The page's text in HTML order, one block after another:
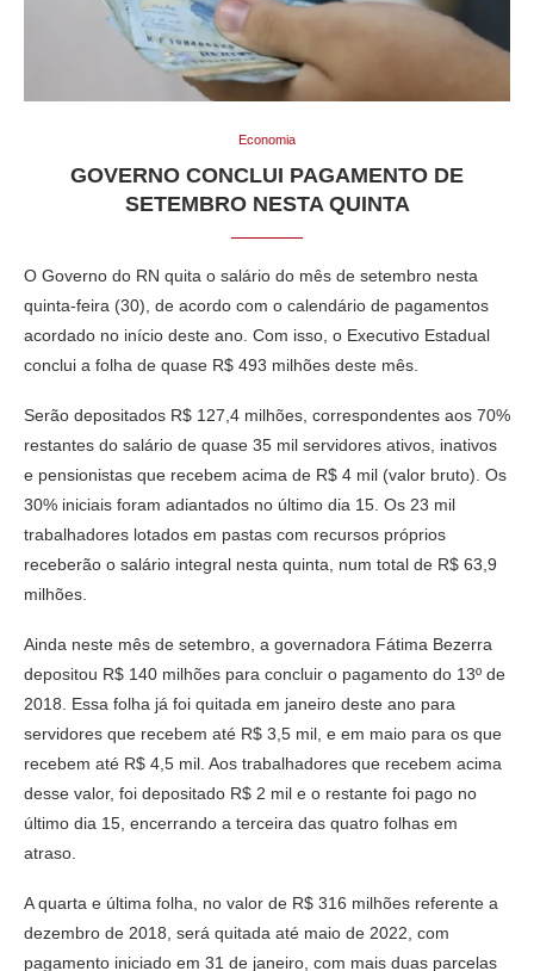
Economia
GOVERNO CONCLUI PAGAMENTO DE
SETEMBRO NESTA QUINTA
O Governo do RN quita o salário do mês de setembro nesta
quinta-feira (30), de acordo com o calendário de pagamentos
acordado no início deste ano. Com isso, o Executivo Estadual
conclui a folha de quase R$ 493 milhões deste mês.
Serão depositados R$ 127,4 milhões, correspondentes aos 70%
restantes do salário de quase 35 mil servidores ativos, inativos
e pensionistas que recebem acima de R$ 4 mil (valor bruto). Os
30% iniciais foram adiantados no último dia 15. Os 23 mil
trabalhadores lotados em pastas com recursos próprios
receberão o salário integral nesta quinta, num total de R$ 63,9
milhões.
Ainda neste mês de setembro, a governadora Fátima Bezerra
depositou R$ 140 milhões para concluir o pagamento do 13º de
2018. Essa folha já foi quitada em janeiro deste ano para
servidores que recebem até R$ 3,5 mil, e em maio para os que
recebem até R$ 4,5 mil. Aos trabalhadores que recebem acima
desse valor, foi depositado R$ 2 mil e o restante foi pago no
último dia 15, encerrando a terceira das quatro folhas em
atraso.
A quarta e última folha, no valor de R$ 316 milhões referente a
dezembro de 2018, será quitada até maio de 2022, com
pagamento iniciado em 31 de janeiro, com mais duas parcelas